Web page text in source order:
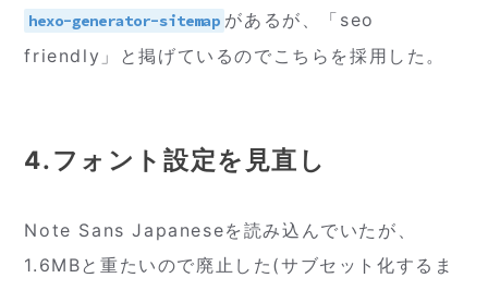
hexo-generator-sitemap があるが、「seo
friendly」と掲げているのでこちらを採用した。
4.フォント設定を見直し
Note Sans Japaneseを読み込んでいたが、
1.6MBと重たいので廃止した(サブセット化するま